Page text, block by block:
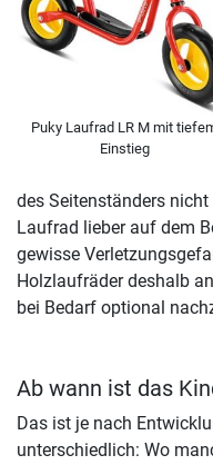
Puky Laufrad LR M mit
Einstieg
des Seitenständers
Laufrad lieber auf dem
gewisse
Holzlaufräder deshalb
bei Bedarf optional
Ab wann ist das
Das ist je nach
unterschiedlich: Wo